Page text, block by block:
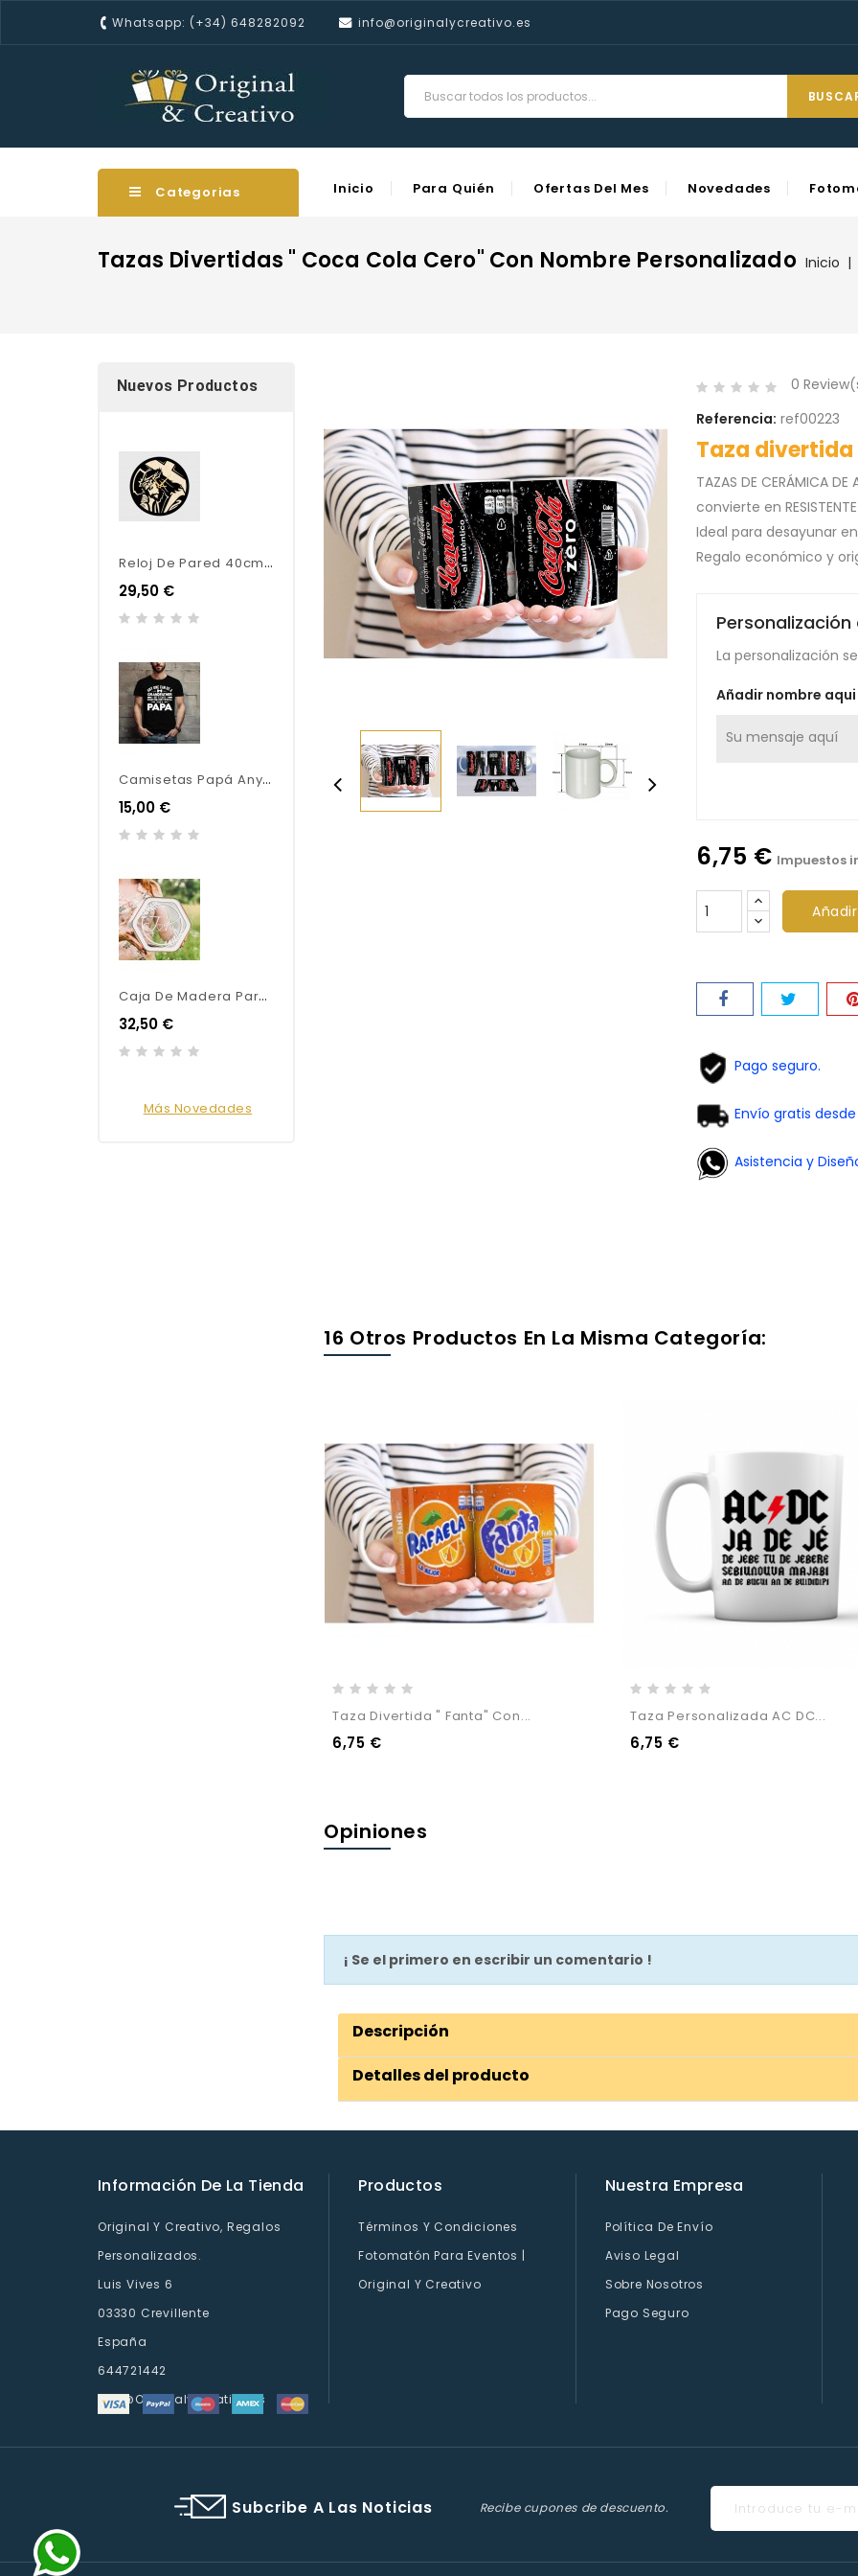
Whatsapp: (+34) 648282092 info@originalycreativo.es
Inicio Para Quién Ofertas Del Mes Novedades
Categorias
Tazas Divertidas " Coca Cola Cero" Con Nombre Personalizado Inicio
Nuevos Productos
R
Eloj De Pared 40cm Combinación De Madera
29,50 €
C
Amisetas Papá Any One Can Be - Original
15,00 €
C
Aja De Madera Para Tarjetas De Boda Personalizada
32,50 €
Más Novedades
0
Referencia: ref00223
Taza
TAZAS DE CERÁMICA
convierte en
Ideal para desayunar
Regalo económico y
La personalización
Añadir nombre aqui
6,75 € Impuestos
Pago seguro.
Envío gratis
Asistencia y
16 Otros Productos En La Misma Categoría:
Taza Divertida " Fanta" Con...
6,75 €
Taza Personalizada AC DC...
6,75 €
Opiniones
¡ Se el primero en escribir un comentario !
Descripción
Detalles del producto
Información De La Tienda
Original Y Creativo, Regalos
Personalizados.
Luis Vives 6
03330 Crevillente
España
644721442
Info@originalycreativo.es
Productos
Términos Y Condiciones
Fotomatón Para Eventos |
Original Y Creativo
Nuestra Empresa
Política De Envío
Aviso Legal
Sobre Nosotros
Pago Seguro
Subcribe A Las Noticias Recibe cupones de descuento.